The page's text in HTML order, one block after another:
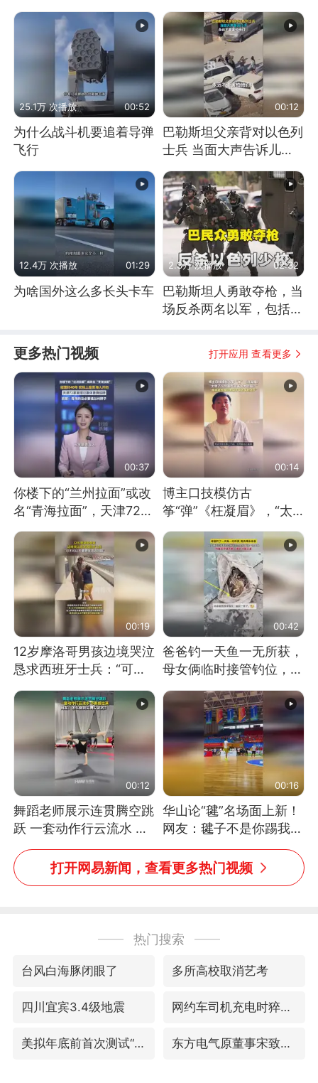
拉着全美下火坑
魔丸
25.1万 次播放 00:52
为什么战斗机要追着导弹
飞行
00:12
巴勒斯坦父亲背对以色列
士兵 当面大声告诉儿
12.4万 次播放 01:29
为啥国外这么多长头卡车
2.3万 次播放 02:32
巴勒斯坦人勇敢夺枪，当
场反杀两名以军，包括一
更多热门视频 打开应用 查看更多
00:37
你楼下的“兰州拉面”或改
名“青海拉面”，天津72家
面馆已集体更换招牌
00:14
博主口技模仿古
筝“弹”《枉凝眉》，“太
像了～你是吃古筝长大的
吗？”“或将成为首位考级
不带古筝的选手。”（来
源：新华每日电讯）
00:19
12岁摩洛哥男孩边境哭泣
恳求西班牙士兵：“可不
可以不要把我遣返回国”
00:42
爸爸钓一天鱼一无所获，
母女俩临时接管钓位，用
玩具鱼竿钓上大鱼
00:12
舞蹈老师展示连贯腾空跳
跃 一套动作行云流水 节
奏感拉满 网友：怎么做
到又舞又武的？
00:16
华山论“毽”名场面上新！
网友：毽子不是你踢我
捡，我踢你捡吗
打开网易新闻，查看更多热门视频
热门搜索
台风白海豚闭眼了 多所高校取消艺考
四川宜宾3.4级地震 网约车司机充电时猝死保险拒赔
美拟年底前首次测试“金穹”反导系统 东方电气原董事宋致远被查